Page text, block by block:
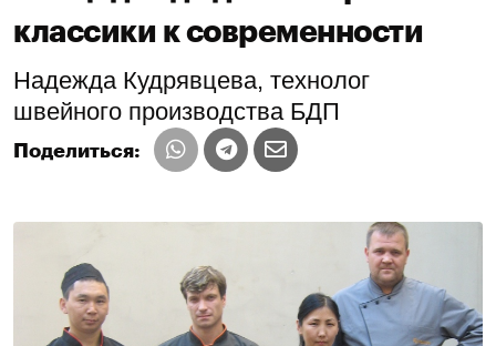
классики к современности
Надежда Кудрявцева, технолог
швейного производства БДП
Поделиться: